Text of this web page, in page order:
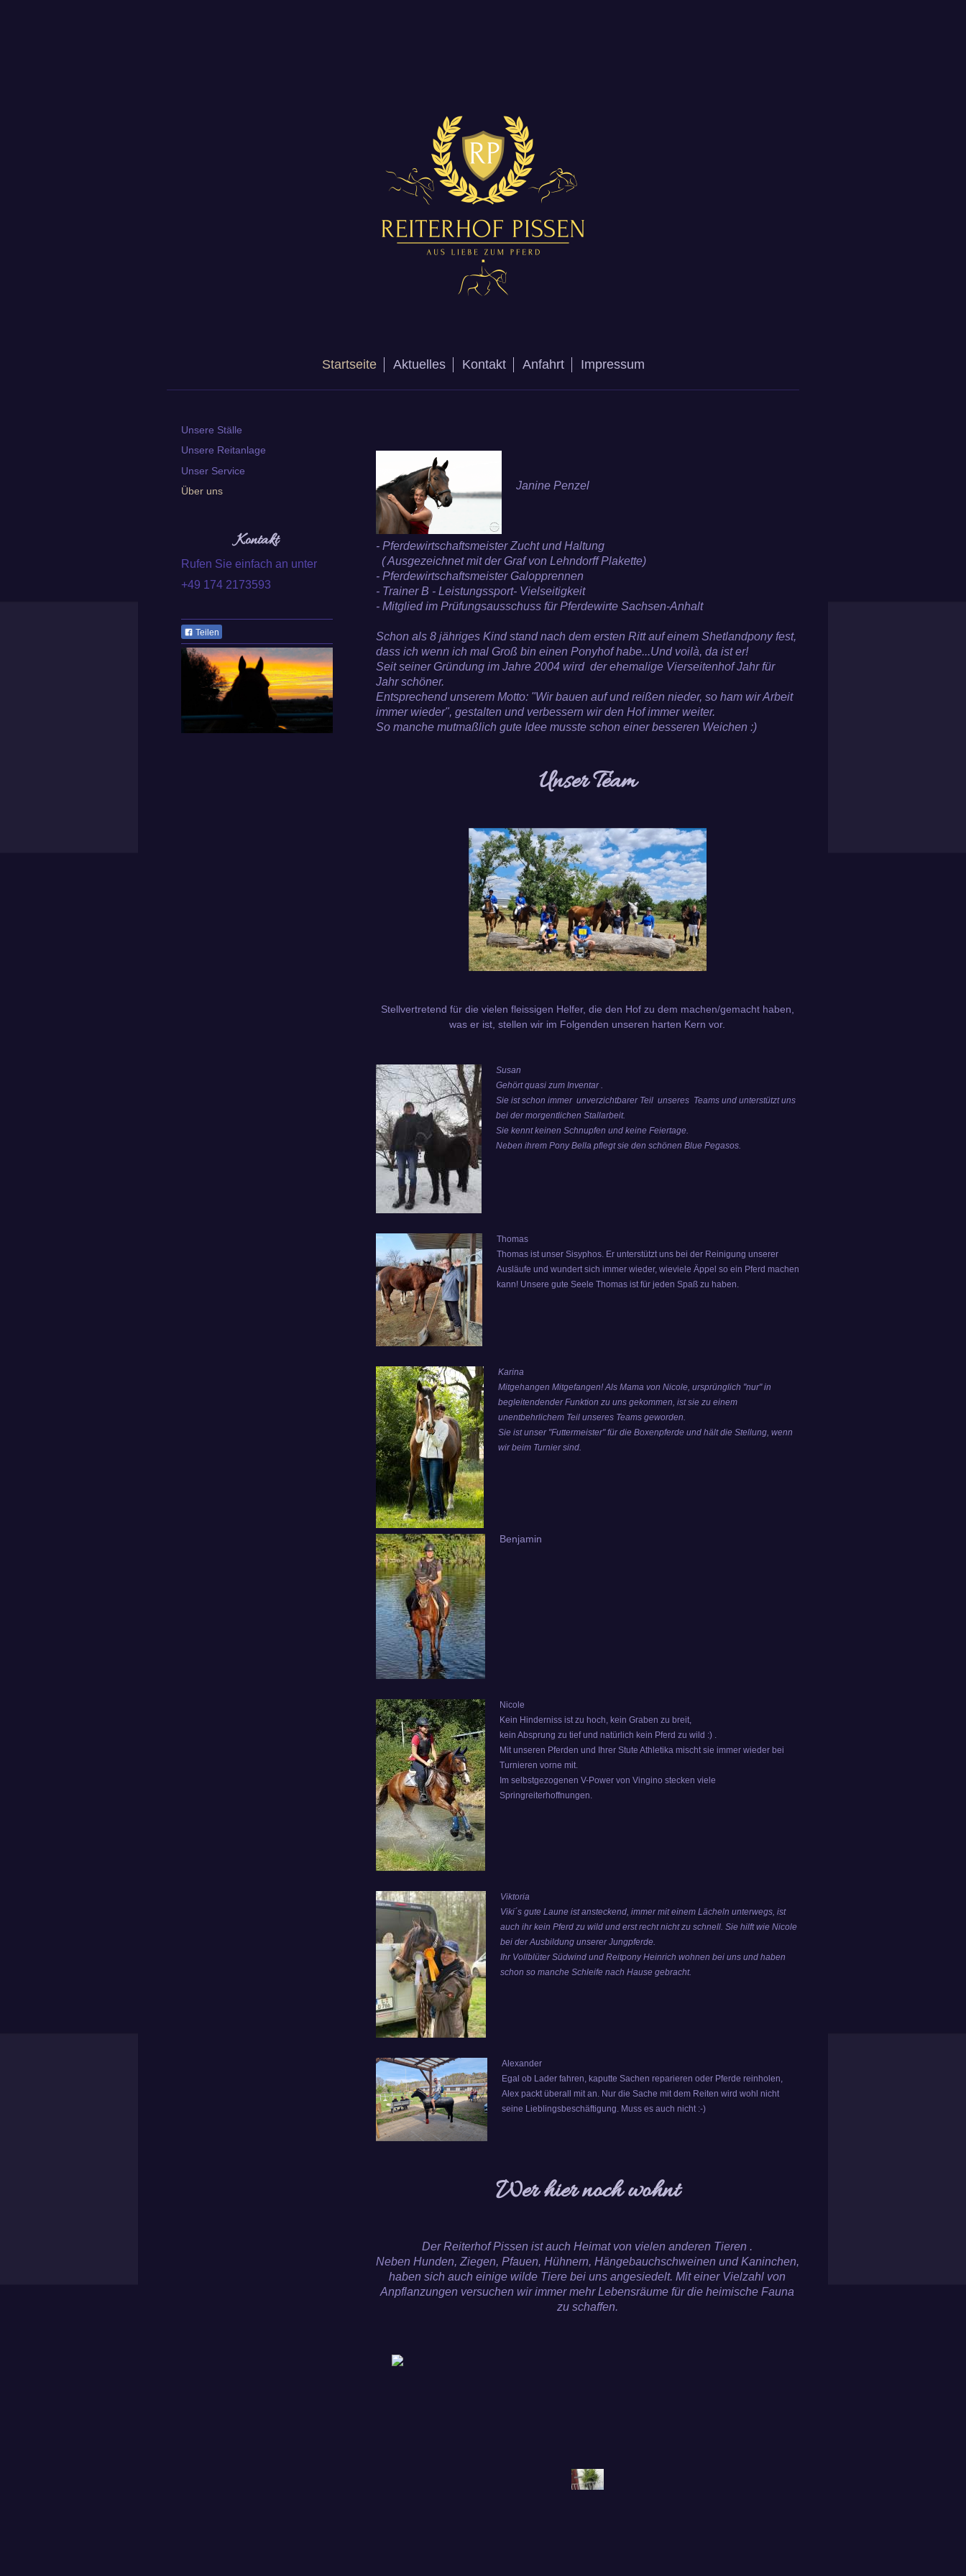
Startseite Aktuelles Kontakt Anfahrt Impressum
Janine Penzel
- Pferdewirtschaftsmeister Zucht und Haltung
( Ausgezeichnet mit der Graf von Lehndorff Plakette)
- Pferdewirtschaftsmeister Galopprennen
- Trainer B - Leistungssport- Vielseitigkeit
- Mitglied im Prüfungsausschuss für Pferdewirte Sachsen-Anhalt
Schon als 8 jähriges Kind stand nach dem ersten Ritt auf einem Shetlandpony fest,
dass ich wenn ich mal Groß bin einen Ponyhof habe...Und voilà, da ist er!
Seit seiner Gründung im Jahre 2004 wird der ehemalige Vierseitenhof Jahr für
Jahr schöner.
Entsprechend unserem Motto: "Wir bauen auf und reißen nieder, so ham wir Arbeit
immer wieder", gestalten und verbessern wir den Hof immer weiter.
So manche mutmaßlich gute Idee musste schon einer besseren Weichen :)
Unser Team
Stellvertretend für die vielen fleissigen Helfer, die den Hof zu dem machen/gemacht haben,
was er ist,stellen wir im Folgenden unseren harten Kern vor.
Susan
Gehört quasi zum Inventar .
Sie ist schon immer unverzichtbarer Teil unseres Teams und unterstützt uns
bei der morgentlichen Stallarbeit.
Sie kennt keinen Schnupfen und keine Feiertage.
Neben ihrem Pony Bella pflegt sie den schönen Blue Pegasos.
Thomas
Thomas ist unser Sisyphos. Er unterstützt uns bei der Reinigung unserer
Ausläufe und wundert sich immer wieder, wieviele Äppel so ein Pferd machen
kann! Unsere gute Seele Thomas ist für jeden Spaß zu haben.
Karina
Mitgehangen Mitgefangen! Als Mama von Nicole, ursprünglich "nur" in
begleitendender Funktion zu uns gekommen, ist sie zu einem
unentbehrlichem Teil unseres Teams geworden.
Sie ist unser "Futtermeister" für die Boxenpferde und hält die Stellung, wenn
wir beim Turnier sind.
Benjamin
Nicole
Kein Hinderniss ist zu hoch, kein Graben zu breit,
kein Absprung zu tief und natürlich kein Pferd zu wild :) .
Mit unseren Pferden und Ihrer Stute Athletika mischt sie immer wieder bei
Turnieren vorne mit.
Im selbstgezogenen V-Power von Vingino stecken viele
Springreiterhoffnungen.
Viktoria
Viki´s gute Laune ist ansteckend, immer mit einem Lächeln unterwegs, ist
auch ihr kein Pferd zu wild und erst recht nicht zu schnell. Sie hilft wie Nicole
bei der Ausbildung unserer Jungpferde.
Ihr Vollblüter Südwind und Reitpony Heinrich wohnen bei uns und haben
schon so manche Schleife nach Hause gebracht.
Alexander
Egal ob Lader fahren, kaputte Sachen reparieren oder Pferde reinholen,
Alex packt überall mit an. Nur die Sache mit dem Reiten wird wohl nicht
seine Lieblingsbeschäftigung. Muss es auch nicht :-)
Wer hier noch wohnt
Der Reiterhof Pissen ist auch Heimat von vielen anderen Tieren .
Neben Hunden, Ziegen, Pfauen, Hühnern, Hängebauchschweinen und Kaninchen,
haben sich auch einige wilde Tiere bei uns angesiedelt. Mit einer Vielzahl von
Anpflanzungen versuchen wir immer mehr Lebensräume für die heimische Fauna
zu schaffen.
Unsere Ställe
Unsere Reitanlage
Unser Service
Über uns
Kontakt
Rufen Sie einfach an unter
+49 174 2173593
Teilen